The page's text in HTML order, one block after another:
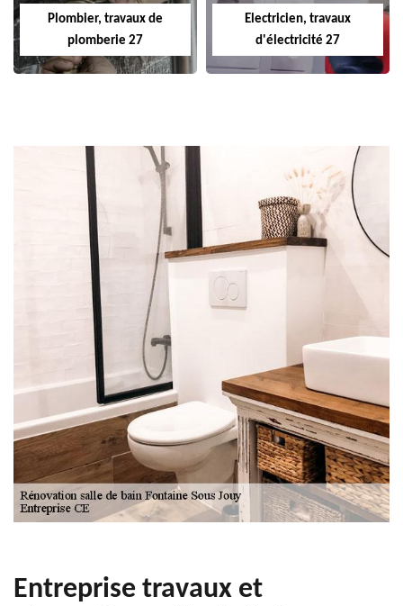
Plombier, travaux de
plomberie 27
Electricien, travaux
d'électricité 27
Entreprise travaux et